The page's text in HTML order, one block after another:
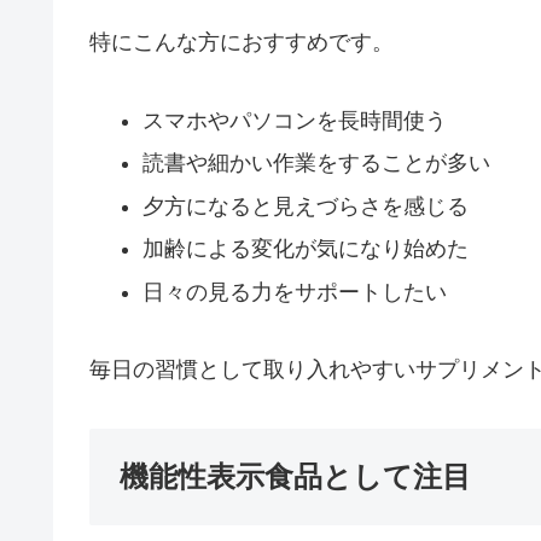
特にこんな方におすすめです。
スマホやパソコンを長時間使う
読書や細かい作業をすることが多い
夕方になると見えづらさを感じる
加齢による変化が気になり始めた
日々の見る力をサポートしたい
毎日の習慣として取り入れやすいサプリメン
機能性表示食品として注目